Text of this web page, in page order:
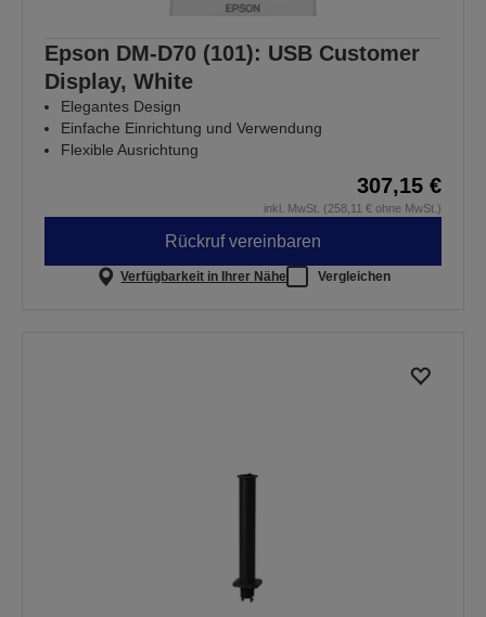
Epson DM-D70 (101): USB Customer
Display, White
Elegantes Design
Einfache Einrichtung und Verwendung
Flexible Ausrichtung
307,15 €
inkl. MwSt. (258,11 € ohne MwSt.)
Rückruf vereinbaren
Verfügbarkeit in Ihrer Nähe Vergleichen